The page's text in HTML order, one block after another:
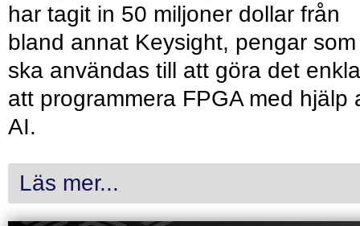
har tagit in 50 miljoner dollar från
bland annat Keysight, pengar som
ska användas till att göra det
att programmera FPGA med hjälp
AI.
Läs mer...